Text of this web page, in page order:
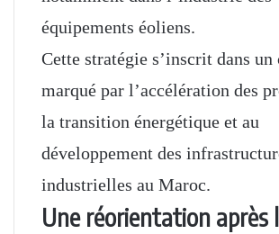
équipements éoliens.
Cette stratégie s’inscrit dans un
marqué par l’accélération des
la transition énergétique et au
développement des
industrielles au Maroc.
Une réorientation après